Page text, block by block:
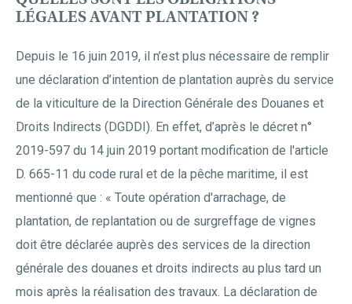
LÉGALES AVANT PLANTATION ?
Depuis le 16 juin 2019, il n’est plus nécessaire de remplir
une déclaration d’intention de plantation auprès du service
de la viticulture de la Direction Générale des Douanes et
Droits Indirects (DGDDI). En effet, d’après le décret n°
2019-597 du 14 juin 2019 portant modification de l'article
D. 665-11 du code rural et de la pêche maritime, il est
mentionné que : « Toute opération d'arrachage, de
plantation, de replantation ou de surgreffage de vignes
doit être déclarée auprès des services de la direction
générale des douanes et droits indirects au plus tard un
mois après la réalisation des travaux. La déclaration de